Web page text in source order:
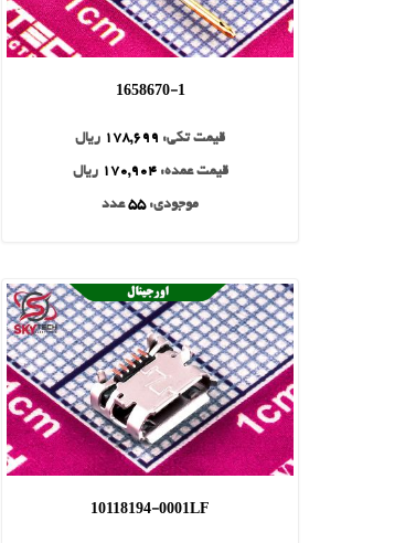
1658670-1
قیمت تکی: 178,699 ریال
قیمت عمده:170,904 ریال
موجودی:55عدد
10118194-0001LF